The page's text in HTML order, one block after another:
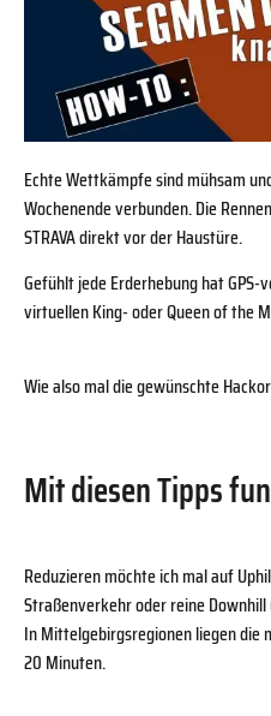
Echte Wettkämpfe sind mühsam
Wochenende verbunden. Die
STRAVA direkt vor der Haustüre.
Gefühlt jede Erderhebung hat
virtuellen King- oder Queen of the
Wie also mal die gewünschte
Mit diesen Tipps
Reduzieren möchte ich mal auf
Straßenverkehr oder reine
In Mittelgebirgsregionen liegen die
20 Minuten.